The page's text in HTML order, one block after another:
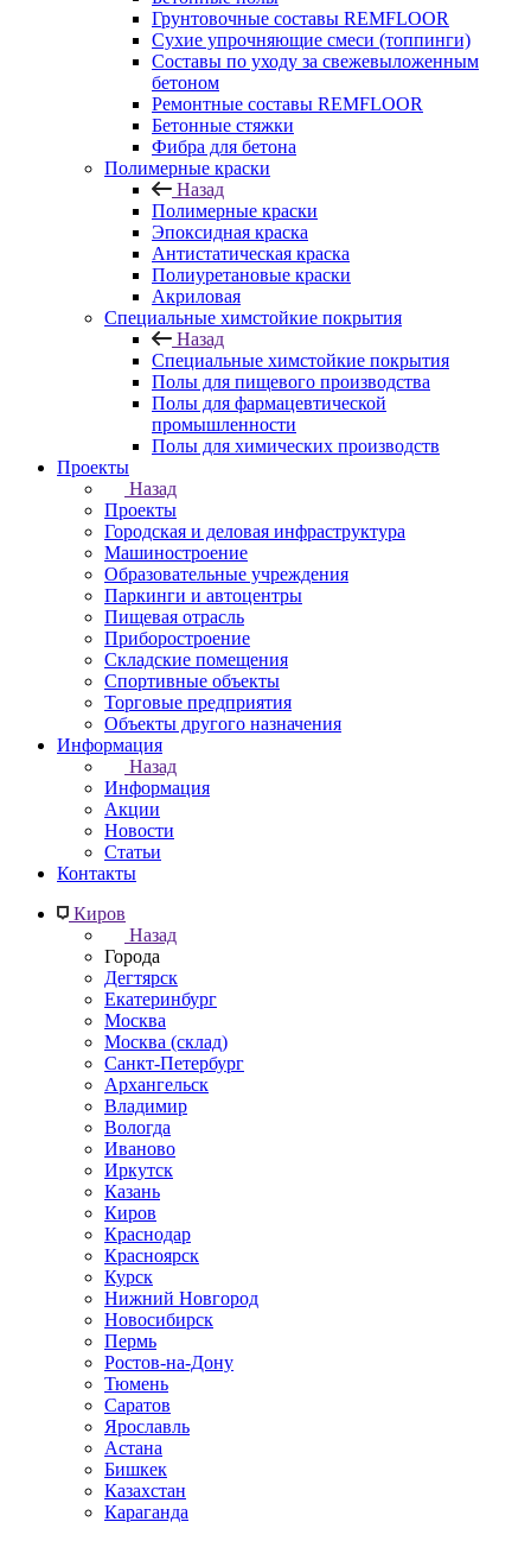
Грунтовочные составы REMFLOOR
Сухие упрочняющие смеси (топпинги)
Составы по уходу за свежевыложенным
бетоном
Ремонтные составы REMFLOOR
Бетонные стяжки
Фибра для бетона
Полимерные краски
Назад
Полимерные краски
Эпоксидная краска
Антистатическая краска
Полиуретановые краски
Акриловая
Специальные химстойкие покрытия
Назад
Специальные химстойкие покрытия
Полы для пищевого производства
Полы для фармацевтической
промышленности
Полы для химических производств
Проекты
Назад
Проекты
Городская и деловая инфраструктура
Машиностроение
Образовательные учреждения
Паркинги и автоцентры
Пищевая отрасль
Приборостроение
Складские помещения
Спортивные объекты
Торговые предприятия
Объекты другого назначения
Информация
Назад
Информация
Акции
Новости
Статьи
Контакты
Киров
Назад
Города
Дегтярск
Екатеринбург
Москва
Москва (склад)
Санкт-Петербург
Архангельск
Владимир
Вологда
Иваново
Иркутск
Казань
Киров
Краснодар
Красноярск
Курск
Нижний Новгород
Новосибирск
Пермь
Ростов-на-Дону
Тюмень
Саратов
Ярославль
Астана
Бишкек
Казахстан
Караганда